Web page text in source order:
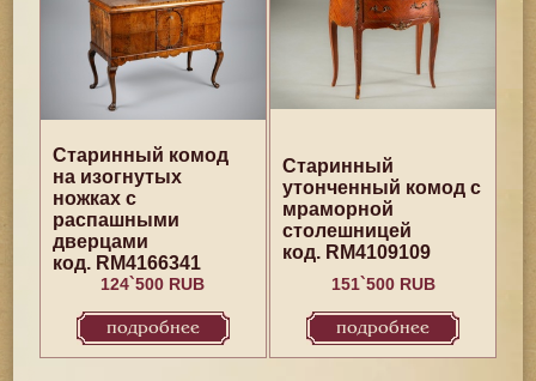
Старинный комод
на изогнутых
ножках с
распашными
дверцами
код. RM4166341
124`500 RUB
подробнее
Старинный
утонченный комод с
мраморной
столешницей
код. RM4109109
151`500 RUB
подробнее